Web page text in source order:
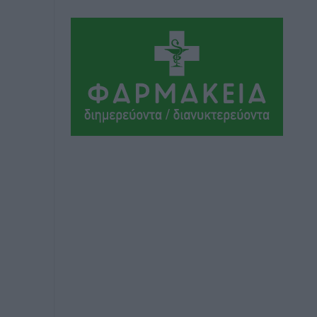
Ιάλυσος Β’: Νωρίς νωρίς μπήκαν στα
βάσανα της προετοιμασίας
πριν 10 ώρες
Εθνικός Αρχίπολης: Μεγάλο βήμα
προόδου η ίδρυση Ακαδημίας